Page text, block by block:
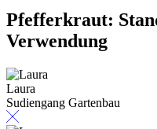
Pfefferkraut:
Verwendung
Laura
Sudiengang Gartenbau